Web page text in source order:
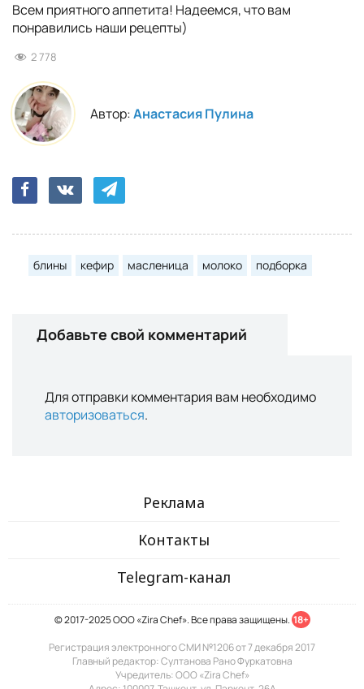
Всем приятного аппетита! Надеемся, что вам
понравились наши рецепты)
2 778
Автор:Анастасия Пулина
блины кефир масленица молоко подборка
Добавьте свой комментарий
Для отправки комментария вам необходимо
авторизоваться.
Реклама
Контакты
Telegram-канал
© 2017-2025 ООО «Zira Chef». Все права защищены. 18+
Регистрация электронного СМИ №1206 от 7 декабря 2017
Главный редактор: Султанова Рано Фуркатовна
Учредитель: ООО «Zira Chef»